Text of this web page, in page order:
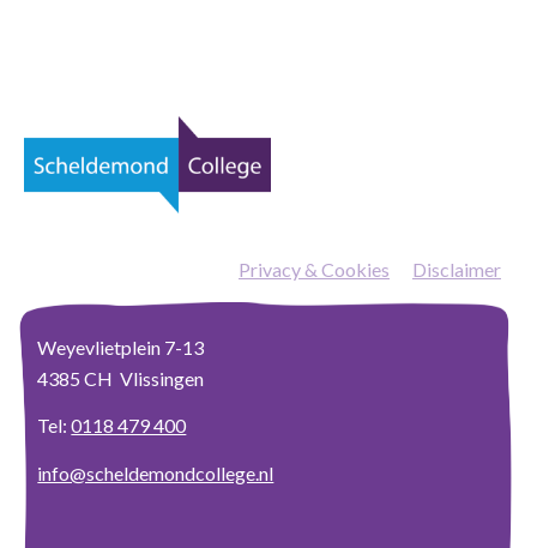
Privacy & Cookies Disclaimer
Weyevlietplein 7-13
4385 CH Vlissingen
Tel:0118 479 400
info@scheldemondcollege.nl